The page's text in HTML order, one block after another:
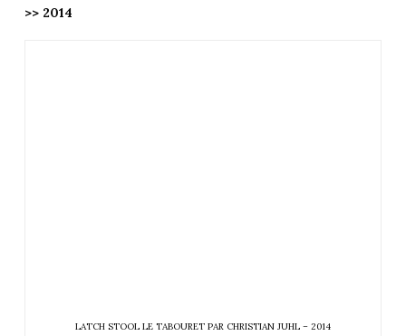
>> 2014
LATCH STOOL LE TABOURET PAR CHRISTIAN JUHL – 2014